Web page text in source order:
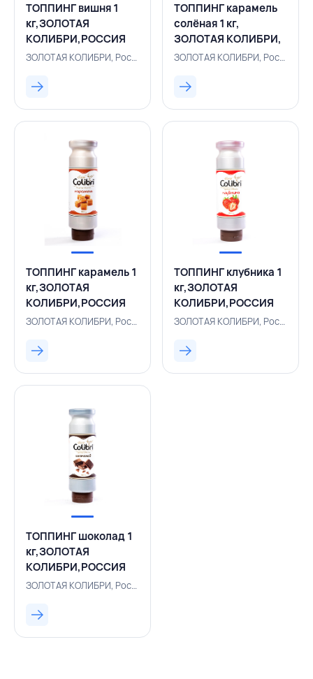
ТОППИНГ вишня 1
кг,ЗОЛОТАЯ
КОЛИБРИ,РОССИЯ
ЗОЛОТАЯ КОЛИБРИ, Россия, 155330082
ТОППИНГ карамель
солёная 1 кг,
ЗОЛОТАЯ КОЛИБРИ,
РОССИЯ
ЗОЛОТАЯ КОЛИБРИ, Россия, 155330093
ТОППИНГ карамель 1
кг,ЗОЛОТАЯ
КОЛИБРИ,РОССИЯ
ЗОЛОТАЯ КОЛИБРИ, Россия, 155330057
ТОППИНГ клубника 1
кг,ЗОЛОТАЯ
КОЛИБРИ,РОССИЯ
ЗОЛОТАЯ КОЛИБРИ, Россия, 155330055
ТОППИНГ шоколад 1
кг,ЗОЛОТАЯ
КОЛИБРИ,РОССИЯ
ЗОЛОТАЯ КОЛИБРИ, Россия, 155330056